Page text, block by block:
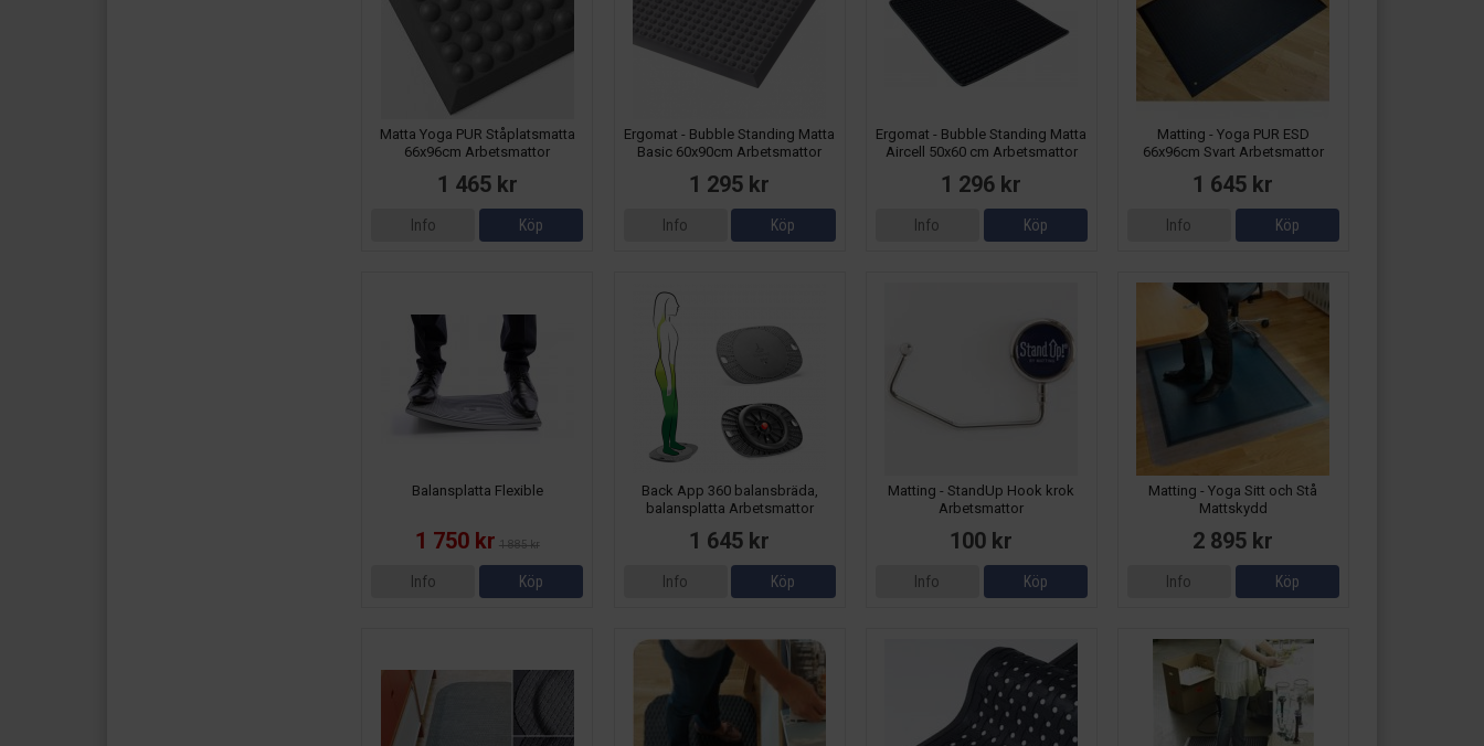
Matta Yoga PUR Ståplatsmatta
66x96cm Arbetsmattor
1 465 kr
Info Köp
Ergomat - Bubble Standing Matta
Basic 60x90cm Arbetsmattor
1 295 kr
Info Köp
Ergomat - Bubble Standing Matta
Aircell 50x60 cm Arbetsmattor
1 296 kr
Info Köp
Matting - Yoga PUR ESD
66x96cm Svart Arbetsmattor
1 645 kr
Info Köp
Balansplatta Flexible
1 750 kr 1 885 kr
Info Köp
Back App 360 balansbräda,
balansplatta Arbetsmattor
1 645 kr
Info Köp
Matting - StandUp Hook krok
Arbetsmattor
100 kr
Info Köp
Matting - Yoga Sitt och Stå
Mattskydd
2 895 kr
Info Köp